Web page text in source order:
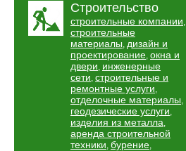
Строительство
строительные компании,
строительные
материалы, дизайн и
проектирование, окна и
двери, инженерные
сети, строительные и
ремонтные услуги,
отделочные материалы,
геодезические услуги,
изделия из металла,
аренда строительной
техники, бурение,